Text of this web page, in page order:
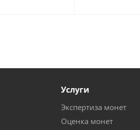
Услуги
Экспертиза монет
Оценка монет